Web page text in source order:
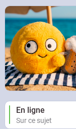
En ligne
Sur ce sujet